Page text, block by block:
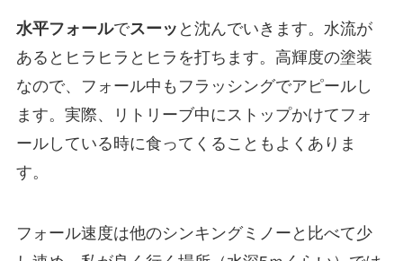
水平フォールでスーッ と沈んでいきます。水流が
あるとヒラヒラとヒラを打ちます。高輝度の塗装
なので、フォール中もフラッシングでアピールし
ます。実際、リトリーブ中にストップかけてフォ
ールしている時に食ってくることもよくありま
す。
フォール速度は他のシンキングミノーと比べて少